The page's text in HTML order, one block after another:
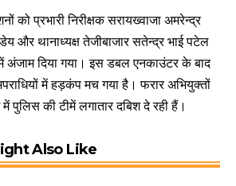
को प्रभारी निरीक्षक सरायख्वाजा अमरेन्द्र
और थानाध्यक्ष तेजीबाजार सतेन्द्र भाई पटेल
अंजाम दिया गया। इस डबल एनकाउंटर के बाद
में हड़कंप मच गया है। फरार अभियुक्तों
पुलिस की टीमें लगातार दबिश दे रही हैं।
Also Like